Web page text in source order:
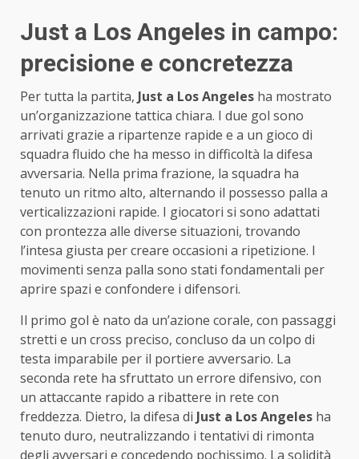
Just a Los Angeles in campo:
precisione e concretezza
Per tutta la partita, Just a Los Angeles ha mostrato
un’organizzazione tattica chiara. I due gol sono
arrivati grazie a ripartenze rapide e a un gioco di
squadra fluido che ha messo in difficoltà la difesa
avversaria. Nella prima frazione, la squadra ha
tenuto un ritmo alto, alternando il possesso palla a
verticalizzazioni rapide. I giocatori si sono adattati
con prontezza alle diverse situazioni, trovando
l’intesa giusta per creare occasioni a ripetizione. I
movimenti senza palla sono stati fondamentali per
aprire spazi e confondere i difensori.
Il primo gol è nato da un’azione corale, con passaggi
stretti e un cross preciso, concluso da un colpo di
testa imparabile per il portiere avversario. La
seconda rete ha sfruttato un errore difensivo, con
un attaccante rapido a ribattere in rete con
freddezza. Dietro, la difesa di Just a Los Angeles ha
tenuto duro, neutralizzando i tentativi di rimonta
degli avversari e concedendo pochissimo. La solidità